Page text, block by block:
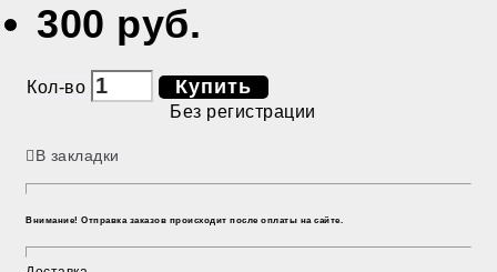
300 руб.
Кол-во Купить
Без регистрации
В закладки
Внимание! Отправка заказов происходит после оплаты на сайте.